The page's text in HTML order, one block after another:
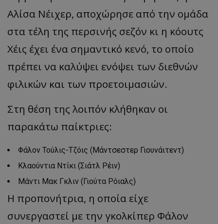
Αλίσα Νέιχερ, αποχώρησε από την ομάδα
στα τέλη της περσινής σεζόν κι η κόουτς
Χέις έχει ένα σημαντικό κενό, το οποίο
πρέπει να καλύψει ενόψει των διεθνών
φιλικών και των προετοιμασιών.
Στη θέση της λοιπόν κλήθηκαν οι
παρακάτω παίκτριες:
Φάλον Τούλις-Τζόις (Μάντσεστερ Γιουνάιτεντ)
Κλαούντια Ντίκι (Σιάτλ Ρέιν)
Μάντι Μακ Γκλιν (Γιούτα Ρόιαλς)
Η προπονήτρια, η οποία είχε
συνεργαστεί με την γκολκίπερ Φάλον